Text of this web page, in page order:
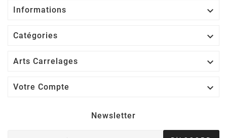
Informations 
Catégories 
Arts Carrelages 
Votre Compte 
Newsletter